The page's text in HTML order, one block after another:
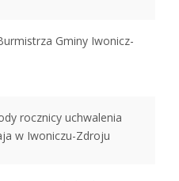
Gminy Iwonicz-
rocznicy uchwalenia
w Iwoniczu-Zdroju